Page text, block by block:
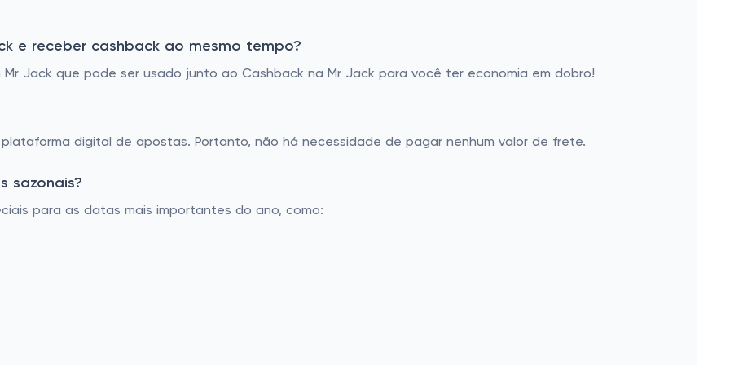
e receber cashback ao mesmo tempo?
Jack que pode ser usado junto ao Cashback na Mr Jack para você ter economia em dobro!
digital de apostas. Portanto, não há necessidade de pagar nenhum valor de frete.
sazonais?
para as datas mais importantes do ano, como: